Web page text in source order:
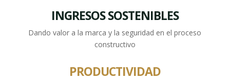
INGRESOS SOSTENIBLES
Dando valor a la marca y la seguridad en el proceso
constructivo
PRODUCTIVIDAD